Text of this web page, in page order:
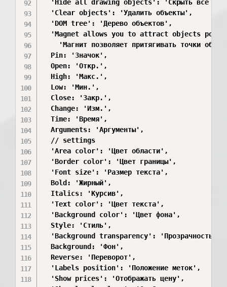
'Hide all drawing objects': 'Скрыть все
  'Clear objects': 'Удалить объекты',
  'DOM tree': 'Дерево объектов',
'Magnet allows you to attract objects
'Магнит позволяет притягивать точки
  Pin: 'Значок',
  Open: 'Откр.',
  High: 'Макс.',
  Low: 'Мин.',
  Close: 'Закр.',
  Change: 'Изм.',
  Time: 'Время',
  Arguments: 'Аргументы',
  // settings
  'Area color': 'Цвет области',
  'Border color': 'Цвет границы',
  'Font size': 'Размер текста',
  Bold: 'Жирный',
  Italics: 'Курсив',
  'Text color': 'Цвет текста',
  'Background color': 'Цвет фона',
  Style: 'Стиль',
'Background transparency': 'Прозрачность
  Background: 'Фон',
  Reverse: 'Переворот',
  'Labels position': 'Положение меток',
  'Show prices': 'Отображать цену',